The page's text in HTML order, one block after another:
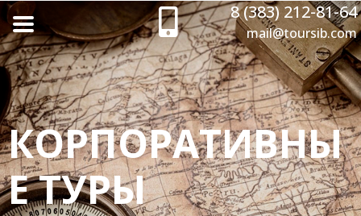
8 (383) 212-81-64
mail@toursib.com
КОРПОРАТИВНЫ
Е ТУРЫ